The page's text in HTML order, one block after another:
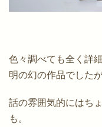
色々調べても全く詳
明の幻の作品でした
話の雰囲気的にはち
も。